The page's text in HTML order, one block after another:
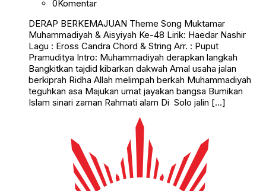
0Komentar
DERAP BERKEMAJUAN Theme Song Muktamar
Muhammadiyah & Aisyiyah Ke-48 Lirik: Haedar Nashir
Lagu : Eross Candra Chord & String Arr. : Puput
Pramuditya Intro: Muhammadiyah derapkan langkah
Bangkitkan tajdid kibarkan dakwah Amal usaha jalan
berkiprah Ridha Allah melimpah berkah Muhammadiyah
teguhkan asa Majukan umat jayakan bangsa Bumikan
Islam sinari zaman Rahmati alam Di Solo jalin […]